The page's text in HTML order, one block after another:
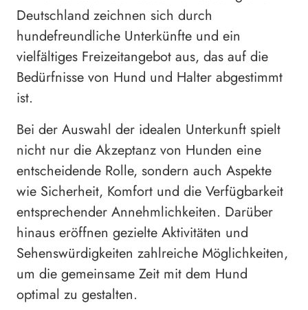
Deutschland zeichnen sich durch
hundefreundliche Unterkünfte und ein
vielfältiges Freizeitangebot aus, das auf die
Bedürfnisse von Hund und Halter abgestimmt
ist.
Bei der Auswahl der idealen Unterkunft spielt
nicht nur die Akzeptanz von Hunden eine
entscheidende Rolle, sondern auch Aspekte
wie Sicherheit, Komfort und die Verfügbarkeit
entsprechender Annehmlichkeiten. Darüber
hinaus eröffnen gezielte Aktivitäten und
Sehenswürdigkeiten zahlreiche Möglichkeiten,
um die gemeinsame Zeit mit dem Hund
optimal zu gestalten.